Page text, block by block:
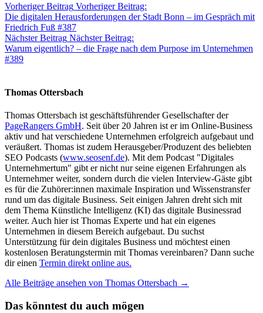
Vorheriger Beitrag Vorheriger Beitrag:
Die digitalen Herausforderungen der Stadt Bonn – im Gespräch mit
Friedrich Fuß #387
Nächster Beitrag Nächster Beitrag:
Warum eigentlich? – die Frage nach dem Purpose im Unternehmen
#389
Thomas Ottersbach
Thomas Ottersbach ist geschäftsführender Gesellschafter der
PageRangers GmbH. Seit über 20 Jahren ist er im Online-Business
aktiv und hat verschiedene Unternehmen erfolgreich aufgebaut und
veräußert. Thomas ist zudem Herausgeber/Produzent des beliebten
SEO Podcasts (www.seosenf.de). Mit dem Podcast "Digitales
Unternehmertum" gibt er nicht nur seine eigenen Erfahrungen als
Unternehmer weiter, sondern durch die vielen Interview-Gäste gibt
es für die Zuhörer:innen maximale Inspiration und Wissenstransfer
rund um das digitale Business. Seit einigen Jahren dreht sich mit
dem Thema Künstliche Intelligenz (KI) das digitale Businessrad
weiter. Auch hier ist Thomas Experte und hat ein eigenes
Unternehmen in diesem Bereich aufgebaut. Du suchst
Unterstützung für dein digitales Business und möchtest einen
kostenlosen Beratungstermin mit Thomas vereinbaren? Dann suche
dir einen Termin direkt online aus.
Alle Beiträge ansehen von Thomas Ottersbach →
Das könntest du auch mögen